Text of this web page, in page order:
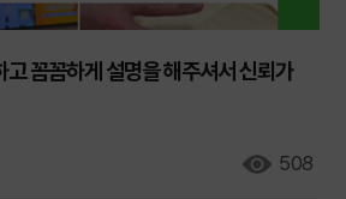
고 꼼꼼하게 설명을 해주셔서 신뢰가
508